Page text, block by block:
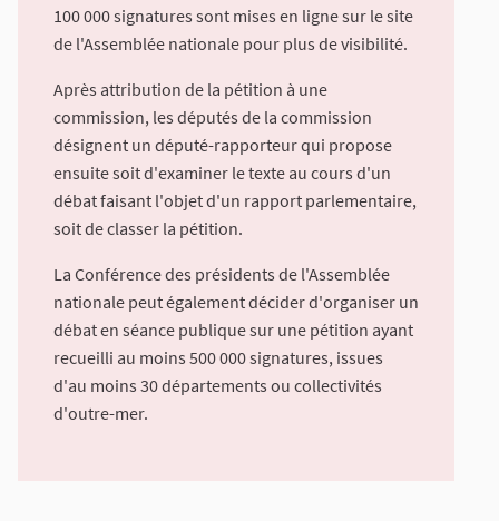
100 000 signatures sont mises en ligne sur le site
de l'Assemblée nationale pour plus de visibilité.
Après attribution de la pétition à une
commission, les députés de la commission
désignent un député-rapporteur qui propose
ensuite soit d'examiner le texte au cours d'un
débat faisant l'objet d'un rapport parlementaire,
soit de classer la pétition.
La Conférence des présidents de l'Assemblée
nationale peut également décider d'organiser un
débat en séance publique sur une pétition ayant
recueilli au moins 500 000 signatures, issues
d'au moins 30 départements ou collectivités
d'outre-mer.